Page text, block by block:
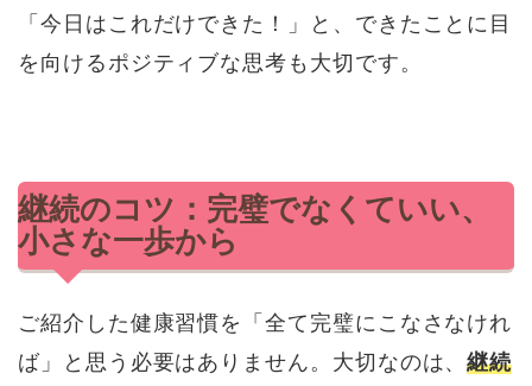
「今日はこれだけできた！」と、できたことに目
を向けるポジティブな思考も大切です。
継続のコツ：完璧でなくていい、
小さな一歩から
ご紹介した健康習慣を「全て完璧にこなさなけれ
ば」と思う必要はありません。大切なのは、継続